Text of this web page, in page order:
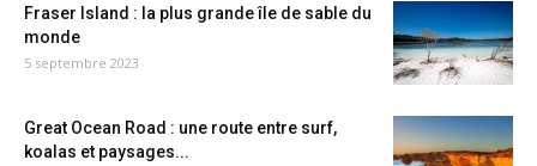
Fraser Island : la plus grande île de sable du
monde
5 septembre 2023
Great Ocean Road : une route entre surf,
koalas et paysages...